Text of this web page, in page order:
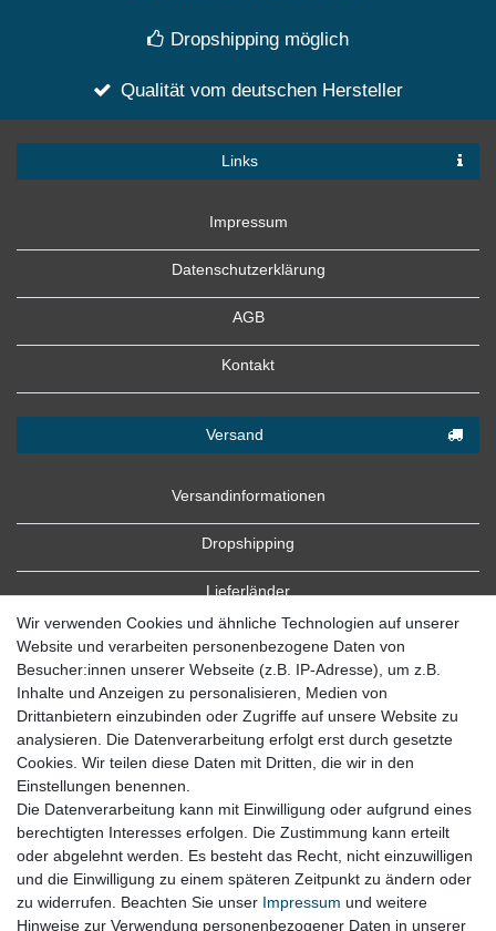
Dropshipping möglich
Qualität vom deutschen Hersteller
Links
Impressum
Datenschutzerklärung
AGB
Kontakt
Versand
Versandinformationen
Dropshipping
Lieferländer
Zahlung
Zahlungsbedingungen
Wir verwenden Cookies und ähnliche Technologien auf unserer
Website und verarbeiten personenbezogene Daten von
Besucher:innen unserer Webseite (z.B. IP-Adresse), um z.B.
Inhalte und Anzeigen zu personalisieren, Medien von
Drittanbietern einzubinden oder Zugriffe auf unsere Website zu
analysieren. Die Datenverarbeitung erfolgt erst durch gesetzte
Cookies. Wir teilen diese Daten mit Dritten, die wir in den
Einstellungen benennen.
Die Datenverarbeitung kann mit Einwilligung oder aufgrund eines
berechtigten Interesses erfolgen. Die Zustimmung kann erteilt
oder abgelehnt werden. Es besteht das Recht, nicht einzuwilligen
und die Einwilligung zu einem späteren Zeitpunkt zu ändern oder
zu widerrufen. Beachten Sie unser Impressum und weitere
Hinweise zur Verwendung personenbezogener Daten in unserer